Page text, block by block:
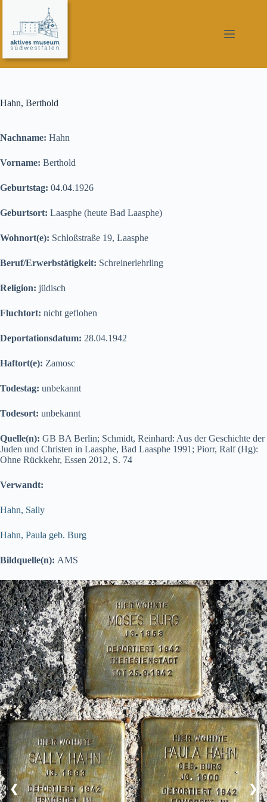
springen
Hahn, Berthold
Nachname: Hahn
Vorname: Berthold
Geburtstag: 04.04.1926
Geburtsort: Laasphe (heute Bad Laasphe)
Wohnort(e): Schloßstraße 19, Laasphe
Beruf/Erwerbstätigkeit: Schreinerlehrling
Religion: jüdisch
Fluchtort: nicht geflohen
Deportationsdatum: 28.04.1942
Haftort(e): Zamosc
Todestag: unbekannt
Todesort: unbekannt
Quelle(n): GB BA Berlin; Schmidt, Reinhard: Aus der Geschichte der
Juden und Christen in Laasphe, Bad Laasphe 1991; Piorr, Ralf (Hg):
Ohne Rückkehr, Essen 2012, S. 74
Verwandt:
Hahn, Sally
Hahn, Paula geb. Burg
Bildquelle(n): AMS
❮ ❯